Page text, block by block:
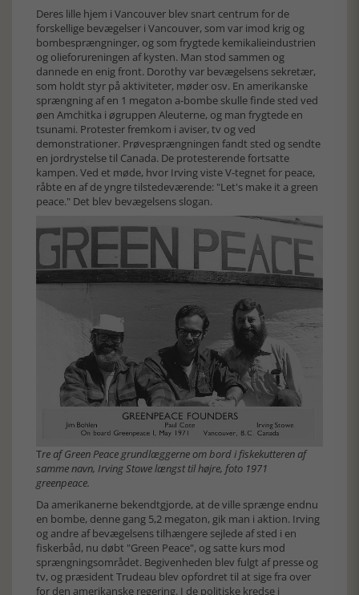
Deres lille hjem i Vancouver blev snart centrum for de
forskellige bevægelser i Vancouver, som var imod krig og
bombesprængninger, og som frygtede kemikalieindustrien
og olieforureningen af kysten. Man stod sammen og
dannede en enig front. Dorothy var bevægelsens sekretær,
som holdt styr på aktiviteter, møder osv. En amerikanske
sprængning af en 1 megaton a-bombe skulle finde sted ved
øen Amchitka i øgruppen Aleuterne, og man frygtede en
tsunami. Protester fremkom i aviser, tv og ved
demonstrationer. Prøvesprængningen fandt sted og sendte
en jordrystelse til Canada. De protesterende fortsatte
kampen. Ved et møde, hvor Irving viste V-tegnet for peace,
råbte en af de yngre tilstedeværende: "Let's make it a green
peace." Det blev bevægelsens slogan.
Tre af Green Peace grundlæggerne om bord i fiskekutteren af
samme navn, Irving Stowe længst til højre, foto 1971
greenpeace.
Da amerikanerne bekendtgjorde, at de ville sprænge endnu
en bombe, denne gang 5,2 megaton, gik man i aktion. Irving
og andre af bevægelsens tilhængere sejlede af sted i en
fiskerbåd, nu døbt "Green Peace", og satte kurs mod
sprængningsområdet. Begivenheden blev fulgt af presse og
tv, og præsident Trudeau blev opfordret til at sige fra over
for den amerikanske regering. I de politiske kredse i